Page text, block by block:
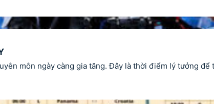
môn ngày càng gia tăng. Đây là thời điểm lý tưởng